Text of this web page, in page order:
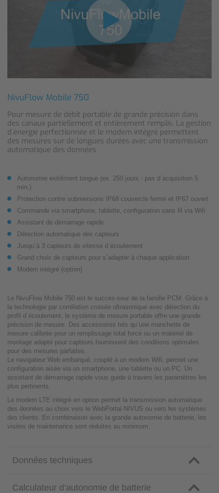
NivuFlow Mobile 750
Pour mesure de débit portable de grande précision dans
des canaux partiellement et entièrement remplis. La gestion
d´énergie perfectionnée et le modem intégré permettent
des mesures sur de longues durées avec une transmission
automatique des données
Autonomie extrêment longue (ex. 250 jours - pas d´acquisition 5
min.)
Protection contre submersions IP68 couvercle fermé et IP67 ouvert
Commande via smartphone, tablette, configuration sans fil via Wifi
Assistant de démarrage rapide
Détection automatique des capteurs
Jusqu´à 3 capteurs de vitesse d´écoulement
Grand choix de capteurs pour s´adapter à chaque application
Modem intégré (option)
Le NivuFlow Mobile 750 est le succes-seur de la famille PCM. Grâce à
la technologie par corrélation croisée ultrasonique avec détection du
profil d´écoulement, le système de mesure portable offre une grande
précision de mesure. Des accessoires tels qu´une manchette de
mesure calibrée pour un remplissage total forcé ou un matériel de
montage adapté pour capteurs fournissent des conditions optimales
pour des mesures parfaites.
Le navigateur Web embarqué, couplé à un modem Wifi, permet une
configuration aisée via un smartphone, une tablette ou un PC. Un
assistant de démarrage rapide vous guide à travers les paramètres les
plus pertinents.
Le modem LTE intégré en option permet la transmission automatique
des données au choix vers le WebPortal NIVUS ou vers les systèmes
des clients. En combinaison avec la grande autonomie de batterie, les
visites de maintenance sont réduites au minimum.
Données techniques
Calculateur d’autonomie de batterie